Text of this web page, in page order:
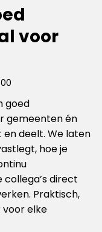
voor
goed
gemeenten én
deelt. We laten
hoe je
direct
Praktisch,
elke